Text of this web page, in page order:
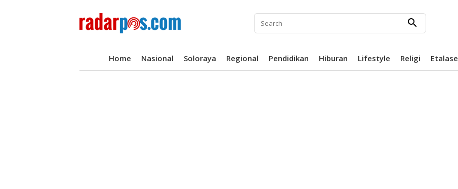
search
Home Nasional Soloraya Regional Pendidikan Hiburan Lifestyle Religi Etalase